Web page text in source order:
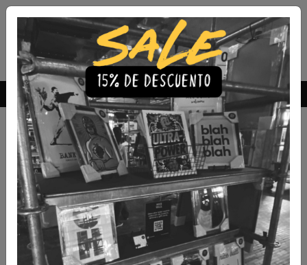
Envío Gratis a todo Chile comprando 3 o más productos